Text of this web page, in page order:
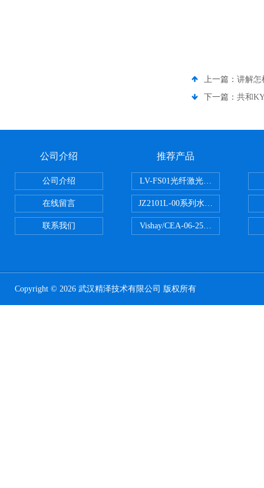
上一篇： 讲解怎
下一篇： 共和
公司介绍
公司介绍
在线留言
联系我们
推荐产品
LV-FS01光纤激光测振仪
JZ2101L-00系列水下自由场-爆炸
Vishay/CEA-06-250US-350美国威
Copyright © 2026 武汉精泽技术有限公司 版权所有